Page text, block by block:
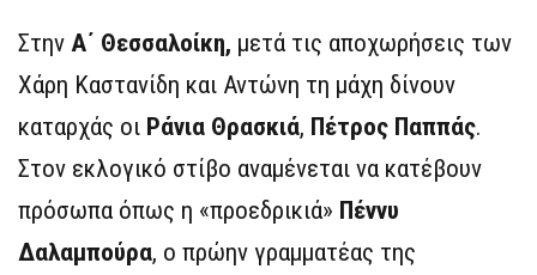
Στην Α΄ Θεσσαλοίκη, μετά τις αποχωρήσεις των
Χάρη Καστανίδη και Αντώνη τη μάχη δίνουν
καταρχάς οι Ράνια Θρασκιά, Πέτρος Παππάς.
Στον εκλογικό στίβο αναμένεται να κατέβουν
πρόσωπα όπως η «προεδρικιά» Πέννυ
Δαλαμπούρα, ο πρώην γραμματέας της